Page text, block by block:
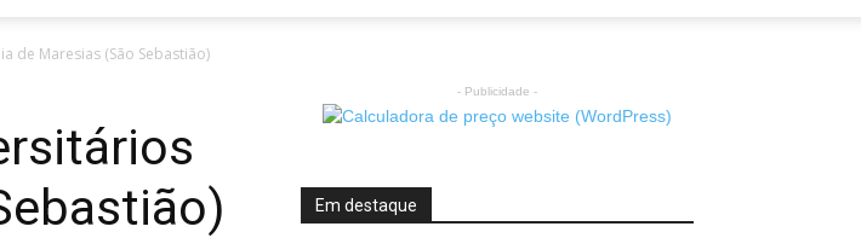
de Maresias (São Sebastião)
- Publicidade -
Em destaque